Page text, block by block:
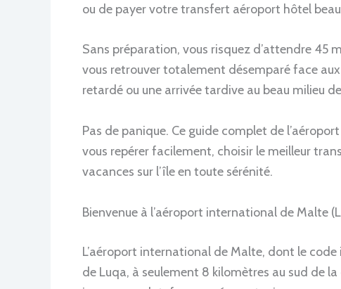
ou de payer votre transfert aéroport hôtel
Sans préparation, vous risquez d’attendre 45
vous retrouver totalement désemparé face
retardé ou une arrivée tardive au beau milieu
Pas de panique. Ce guide complet de
vous repérer facilement, choisir le meilleur
vacances sur l’île en toute sérénité.
Bienvenue à l’aéroport international de Malte
L’aéroport international de Malte, dont le
de Luqa, à seulement 8 kilomètres au sud de